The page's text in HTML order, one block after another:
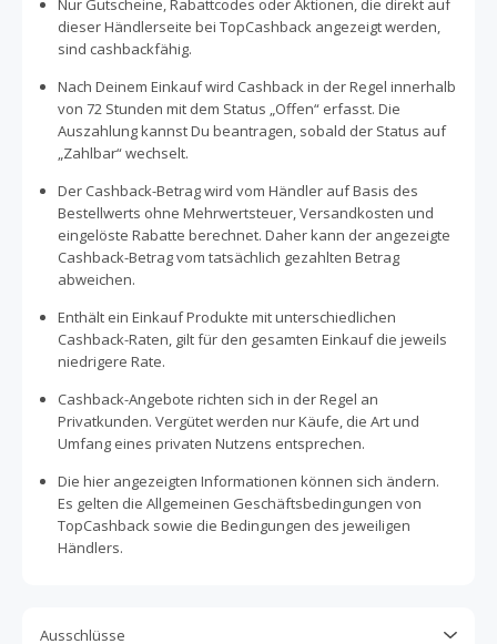
Nur Gutscheine, Rabattcodes oder Aktionen, die direkt auf
dieser Händlerseite bei TopCashback angezeigt werden,
sind cashbackfähig.
Nach Deinem Einkauf wird Cashback in der Regel innerhalb
von 72 Stunden mit dem Status „Offen“ erfasst. Die
Auszahlung kannst Du beantragen, sobald der Status auf
„Zahlbar“ wechselt.
Der Cashback-Betrag wird vom Händler auf Basis des
Bestellwerts ohne Mehrwertsteuer, Versandkosten und
eingelöste Rabatte berechnet. Daher kann der angezeigte
Cashback-Betrag vom tatsächlich gezahlten Betrag
abweichen.
Enthält ein Einkauf Produkte mit unterschiedlichen
Cashback-Raten, gilt für den gesamten Einkauf die jeweils
niedrigere Rate.
Cashback-Angebote richten sich in der Regel an
Privatkunden. Vergütet werden nur Käufe, die Art und
Umfang eines privaten Nutzens entsprechen.
Die hier angezeigten Informationen können sich ändern.
Es gelten die Allgemeinen Geschäftsbedingungen von
TopCashback sowie die Bedingungen des jeweiligen
Händlers.
Ausschlüsse